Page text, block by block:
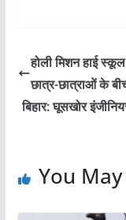
होली मिशन हाई
छात्र-छात्राओं के
बिहार: घूसखोर
You